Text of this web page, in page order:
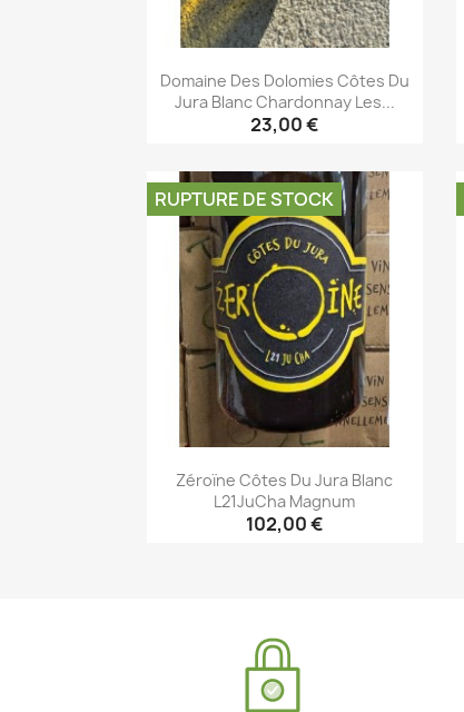
Domaine Des Dolomies Côtes Du
Jura Blanc Chardonnay Les...
23,00 €
Aperçu rapide
Zéroïne Côtes Du Jura Blanc
L21JuCha Magnum
102,00 €
RUPTURE DE STOCK